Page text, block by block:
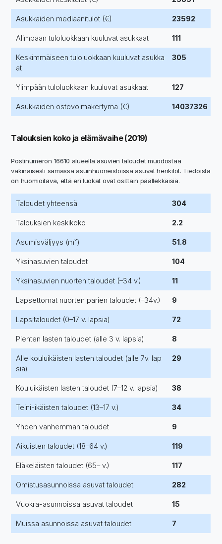
Asukkaiden mediaanitulot (€) 23592
Alimpaan tuloluokkaan kuuluvat asukkaat 111
Keskimmäiseen tuloluokkaan kuuluvat asukka
at
305
Ylimpään tuloluokkaan kuuluvat asukkaat 127
Asukkaiden ostovoimakertymä (€) 14037326
Talouksien koko ja elämävaihe (2019)
Postinumeron 16610 alueella asuvien taloudet muodostaa
vakinaisesti samassa asuinhuoneistoissa asuvat henkilöt. Tiedoista
on huomioitava, että eri luokat ovat osittain päällekkäisiä.
Taloudet yhteensä 304
Talouksien keskikoko 2.2
Asumisväljyys (m²) 51.8
Yksinasuvien taloudet 104
Yksinasuvien nuorten taloudet (–34 v.) 11
Lapsettomat nuorten parien taloudet (–34v.) 9
Lapsitaloudet (0–17 v. lapsia) 72
Pienten lasten taloudet (alle 3 v. lapsia) 8
Alle kouluikäisten lasten taloudet (alle 7v. lap
sia)
29
Kouluikäisten lasten taloudet (7–12 v. lapsia) 38
Teini-ikäisten taloudet (13–17 v.) 34
Yhden vanhemman taloudet 9
Aikuisten taloudet (18–64 v.) 119
Eläkeläisten taloudet (65– v.) 117
Omistusasunnoissa asuvat taloudet 282
Vuokra-asunnoissa asuvat taloudet 15
Muissa asunnoissa asuvat taloudet 7